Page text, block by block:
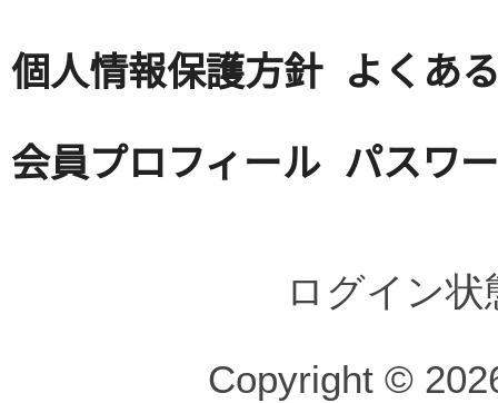
個人情報保護方針 よくあ
会員プロフィール パスワ
ログイン
Copyright ©